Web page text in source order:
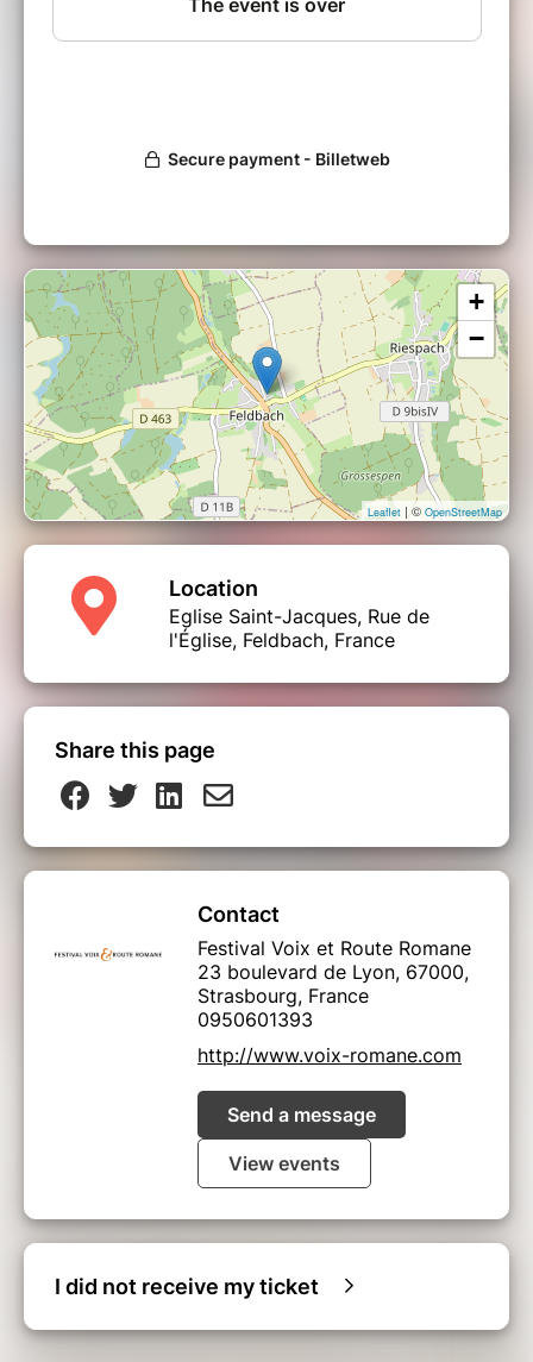
+
−
Leaflet | © OpenStreetMap
Location
Eglise Saint-Jacques, Rue de
l'Église, Feldbach, France
Share this page
Contact
Festival Voix et Route Romane
23 boulevard de Lyon, 67000,
Strasbourg, France
0950601393
http://www.voix-romane.com
Send a message
View events
I did not receive my ticket